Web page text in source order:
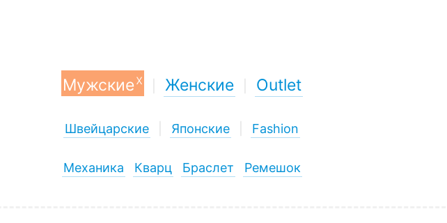
Мужскиеx Женские Outlet
Швейцарские Японские Fashion
Механика Кварц Браслет Ремешок